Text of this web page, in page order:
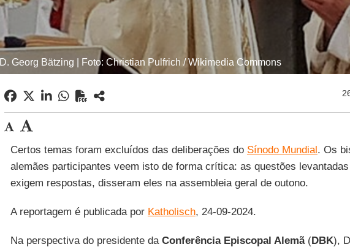
D. Georg Bätzing | Foto: Christian Pulfrich / Wikimedia Commons
Certos temas foram excluídos das deliberações do Sínodo Mundial. Os
alemães participantes veem isto de forma crítica: as questões
exigem respostas, disseram eles na assembleia geral de outono.
A reportagem é publicada por Katholisch, 24-09-2024.
Na perspectiva do presidente da Conferência Episcopal Alemã(DBK),